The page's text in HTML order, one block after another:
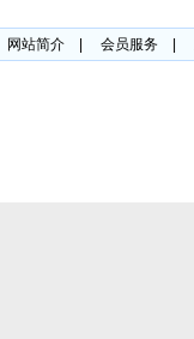
网站简介| 会员服务|